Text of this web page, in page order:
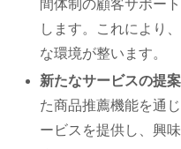
間体制の顧客サポー
します。これにより
な環境が整います。
新たなサービスの提案
た商品推薦機能を通
ービスを提供し、興